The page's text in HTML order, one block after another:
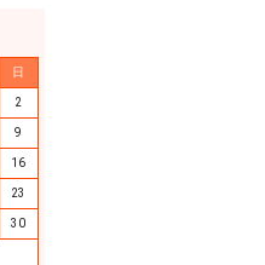
日
2
9
16
23
30